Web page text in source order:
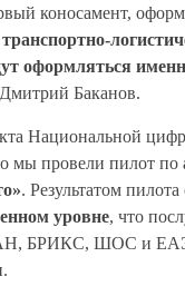
коносамент,
оформляться
Баканов.
Национальной
мы провели пилот по
. Результатом пилота
уровне, что
БРИКС, ШОС и